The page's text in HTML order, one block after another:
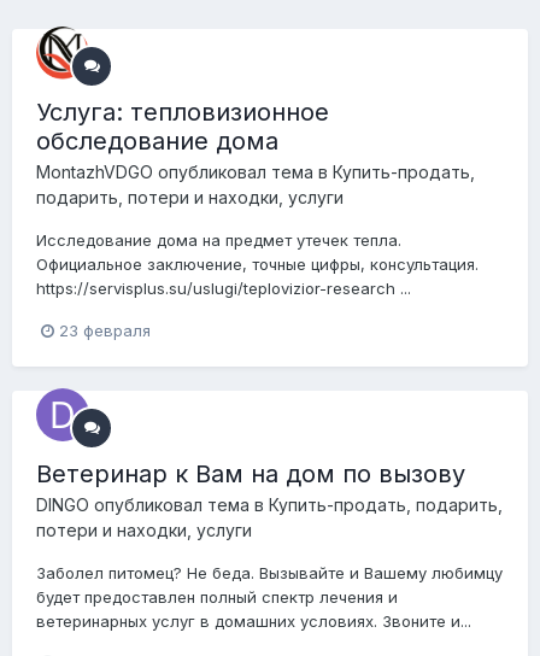
Услуга: тепловизионное
обследование дома
MontazhVDGO опубликовал тема в Купить-продать,
подарить, потери и находки, услуги
Исследование дома на предмет утечек тепла.
Официальное заключение, точные цифры, консультация.
https://servisplus.su/uslugi/teplovizior-research ...
23 февраля
Ветеринар к Вам на дом по вызову
DINGO опубликовал тема в Купить-продать, подарить,
потери и находки, услуги
Заболел питомец? Не беда. Вызывайте и Вашему любимцу
будет предоставлен полный спектр лечения и
ветеринарных услуг в домашних условиях. Звоните и...